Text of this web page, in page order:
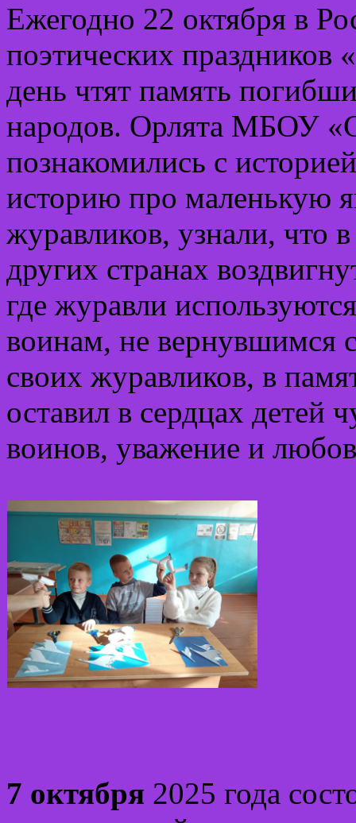
Ежегодно 22 октября в
поэтических
день чтят память
народов. Орлята МБОУ
познакомились с
историю про маленькую
журавликов, узнали, что
других странах
где журавли
воинам, не вернувшимся
своих журавликов, в
оставил в сердцах детей
воинов, уважение и
7 октября 2025 года